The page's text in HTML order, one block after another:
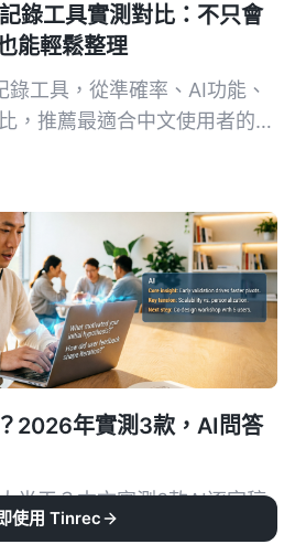
錄工具實測對比：不只會
能輕鬆整理
工具，從準確率、AI功能、
，推薦最適合中文使用者的
2026年實測3款，AI問答
半天？本文實測3款AI逐字稿
聽錄音）不僅轉寫快速，更能
使用 Tinrec